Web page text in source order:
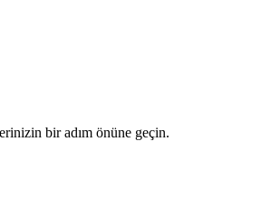
bir adım önüne geçin.